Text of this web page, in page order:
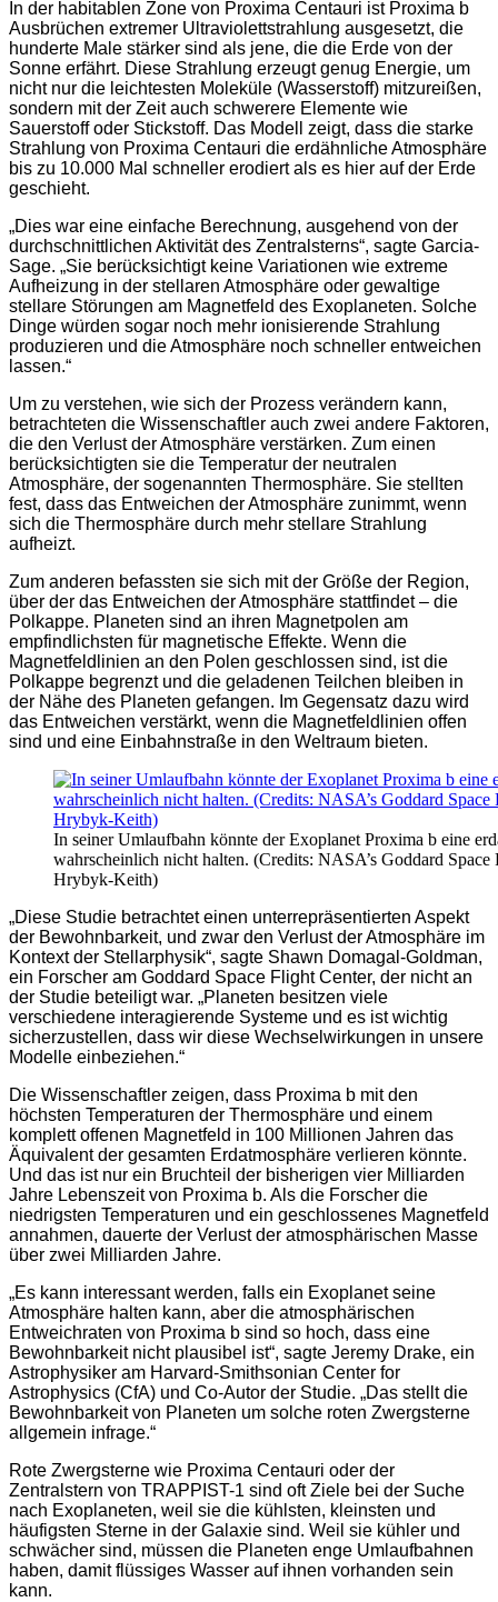
In der habitablen Zone von Proxima Centauri ist Proxima b
Ausbrüchen extremer Ultraviolettstrahlung ausgesetzt, die
hunderte Male stärker sind als jene, die die Erde von der
Sonne erfährt. Diese Strahlung erzeugt genug Energie, um
nicht nur die leichtesten Moleküle (Wasserstoff) mitzureißen,
sondern mit der Zeit auch schwerere Elemente wie
Sauerstoff oder Stickstoff. Das Modell zeigt, dass die starke
Strahlung von Proxima Centauri die erdähnliche Atmosphäre
bis zu 10.000 Mal schneller erodiert als es hier auf der Erde
geschieht.
„Dies war eine einfache Berechnung, ausgehend von der
durchschnittlichen Aktivität des Zentralsterns“, sagte Garcia-
Sage. „Sie berücksichtigt keine Variationen wie extreme
Aufheizung in der stellaren Atmosphäre oder gewaltige
stellare Störungen am Magnetfeld des Exoplaneten. Solche
Dinge würden sogar noch mehr ionisierende Strahlung
produzieren und die Atmosphäre noch schneller entweichen
lassen.“
Um zu verstehen, wie sich der Prozess verändern kann,
betrachteten die Wissenschaftler auch zwei andere Faktoren,
die den Verlust der Atmosphäre verstärken. Zum einen
berücksichtigten sie die Temperatur der neutralen
Atmosphäre, der sogenannten Thermosphäre. Sie stellten
fest, dass das Entweichen der Atmosphäre zunimmt, wenn
sich die Thermosphäre durch mehr stellare Strahlung
aufheizt.
Zum anderen befassten sie sich mit der Größe der Region,
über der das Entweichen der Atmosphäre stattfindet – die
Polkappe. Planeten sind an ihren Magnetpolen am
empfindlichsten für magnetische Effekte. Wenn die
Magnetfeldlinien an den Polen geschlossen sind, ist die
Polkappe begrenzt und die geladenen Teilchen bleiben in
der Nähe des Planeten gefangen. Im Gegensatz dazu wird
das Entweichen verstärkt, wenn die Magnetfeldlinien offen
sind und eine Einbahnstraße in den Weltraum bieten.
In seiner Umlaufbahn könnte der Exoplanet Proxima b eine
wahrscheinlich nicht halten. (Credits: NASA’s Goddard
Hrybyk-Keith)
„Diese Studie betrachtet einen unterrepräsentierten Aspekt
der Bewohnbarkeit, und zwar den Verlust der Atmosphäre im
Kontext der Stellarphysik“, sagte Shawn Domagal-Goldman,
ein Forscher am Goddard Space Flight Center, der nicht an
der Studie beteiligt war. „Planeten besitzen viele
verschiedene interagierende Systeme und es ist wichtig
sicherzustellen, dass wir diese Wechselwirkungen in unsere
Modelle einbeziehen.“
Die Wissenschaftler zeigen, dass Proxima b mit den
höchsten Temperaturen der Thermosphäre und einem
komplett offenen Magnetfeld in 100 Millionen Jahren das
Äquivalent der gesamten Erdatmosphäre verlieren könnte.
Und das ist nur ein Bruchteil der bisherigen vier Milliarden
Jahre Lebenszeit von Proxima b. Als die Forscher die
niedrigsten Temperaturen und ein geschlossenes Magnetfeld
annahmen, dauerte der Verlust der atmosphärischen Masse
über zwei Milliarden Jahre.
„Es kann interessant werden, falls ein Exoplanet seine
Atmosphäre halten kann, aber die atmosphärischen
Entweichraten von Proxima b sind so hoch, dass eine
Bewohnbarkeit nicht plausibel ist“, sagte Jeremy Drake, ein
Astrophysiker am Harvard-Smithsonian Center for
Astrophysics (CfA) und Co-Autor der Studie. „Das stellt die
Bewohnbarkeit von Planeten um solche roten Zwergsterne
allgemein infrage.“
Rote Zwergsterne wie Proxima Centauri oder der
Zentralstern von TRAPPIST-1 sind oft Ziele bei der Suche
nach Exoplaneten, weil sie die kühlsten, kleinsten und
häufigsten Sterne in der Galaxie sind. Weil sie kühler und
schwächer sind, müssen die Planeten enge Umlaufbahnen
haben, damit flüssiges Wasser auf ihnen vorhanden sein
kann.